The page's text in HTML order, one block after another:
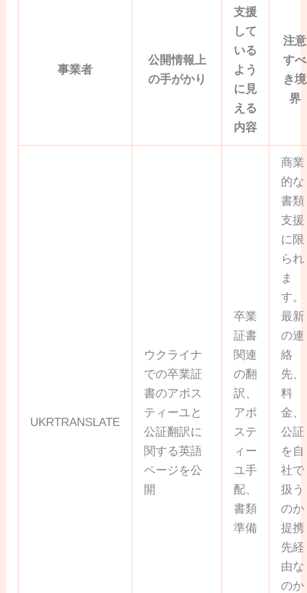
事業者
公開情報上
の手がかり
支援
して
いる
よう
に見
える
内容
注意
すべ
き境
界
UKRTRANSLATE
ウクライナ
での卒業証
書のアポス
ティーユと
公証翻訳に
関する英語
ページを公
開
卒業
証書
関連
の翻
訳、
アポ
ステ
ィー
ユ手
配、
書類
準備
商業
的な
書類
支援
に限
られ
ま
す。
最新
の連
絡
先、
料
金、
公証
を自
社で
扱う
のか
提携
先経
由な
のか